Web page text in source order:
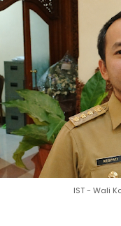
IST - Wali